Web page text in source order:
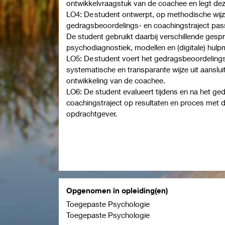
ontwikkelvraagstuk van de coachee en legt
LO4: De student ontwerpt, op methodische
gedragsbeoordelings- en coachingstraject
De student gebruikt daarbij verschillende
psychodiagnostiek, modellen en (digitale)
LO5: De student voert het
systematische en transparante wijze uit
ontwikkeling van de coachee.
LO6: De student evalueert tijdens en na het
coachingstraject op resultaten en proces met
opdrachtgever.
Opgenomen in opleiding(en)
Toegepaste Psychologie
Toegepaste Psychologie